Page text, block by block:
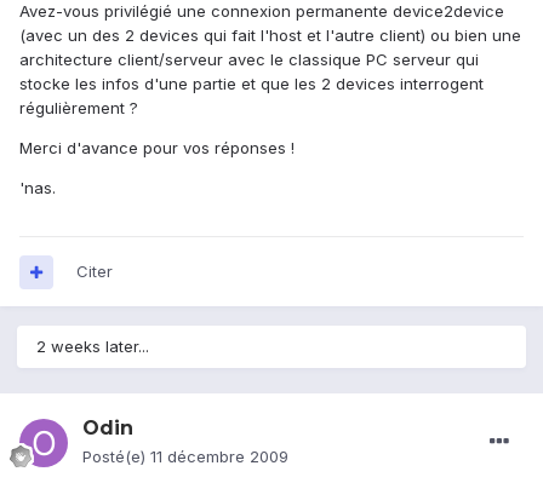
Avez-vous privilégié une connexion permanente device2device
(avec un des 2 devices qui fait l'host et l'autre client) ou bien une
architecture client/serveur avec le classique PC serveur qui
stocke les infos d'une partie et que les 2 devices interrogent
régulièrement ?
Merci d'avance pour vos réponses !
'nas.
Citer
2 weeks later...
Odin
Posté(e) 11 décembre 2009